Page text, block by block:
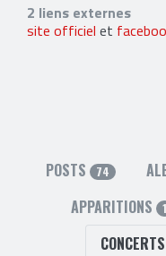
2 liens externes
site officiel et
POSTS 74
APPARITIONS 1